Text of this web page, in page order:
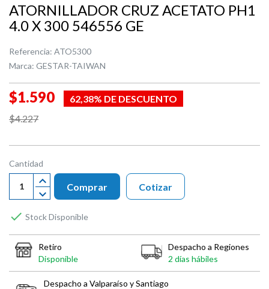
ATORNILLADOR CRUZ ACETATO PH1
4.0 X 300 546556 GE
Referencia: ATO5300
Marca: GESTAR-TAIWAN
$1.590
62,38% DE DESCUENTO
$4.227
Cantidad
Comprar
 Stock Disponible
Cotizar
Retiro
Disponible
Despacho a Regiones
2 días hábiles
Despacho a Valparaíso y Santiago